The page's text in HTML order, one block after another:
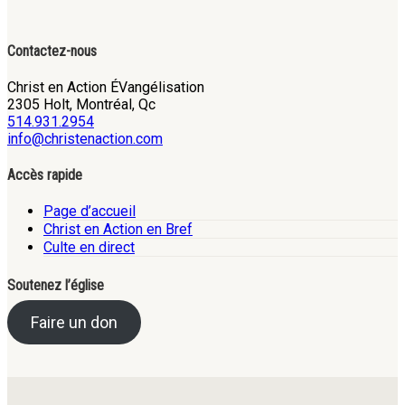
Contactez-nous
Christ en Action ÉVangélisation
2305 Holt, Montréal, Qc
514.931.2954
info@christenaction.com
Accès rapide
Page d’accueil
Christ en Action en Bref
Culte en direct
Soutenez l’église
Faire un don